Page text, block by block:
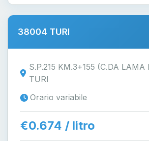
38004 TURI
S.P.215 KM.3+155 (C.DA LAMA
TURI
Orario variabile
€0.674 / litro